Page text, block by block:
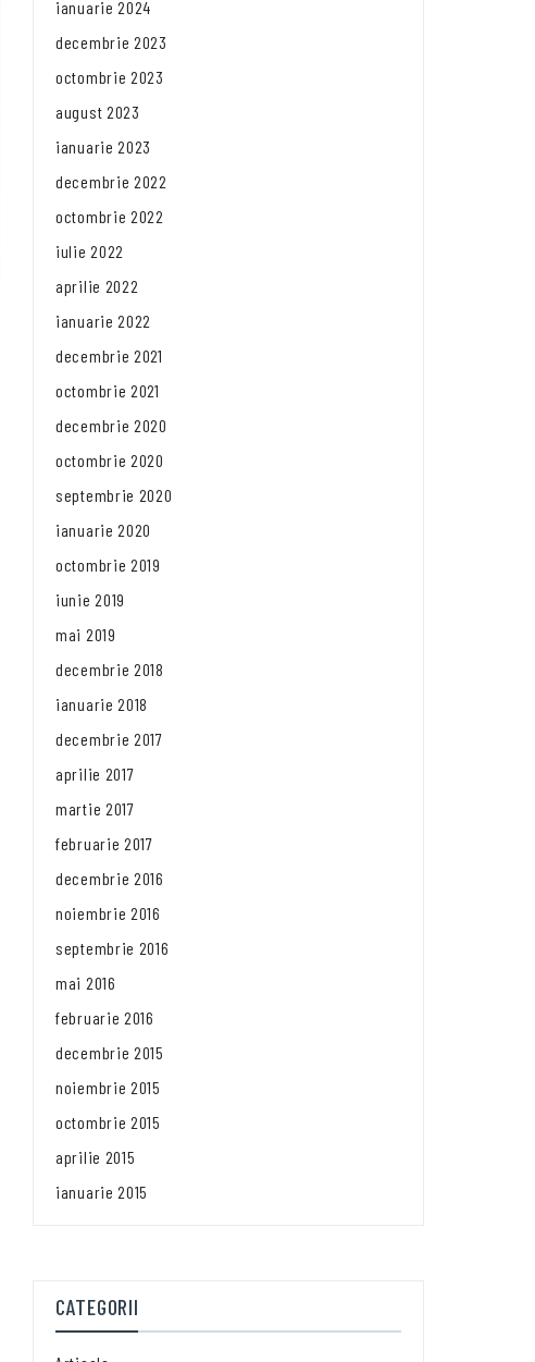
ianuarie 2024
decembrie 2023
octombrie 2023
august 2023
ianuarie 2023
decembrie 2022
octombrie 2022
iulie 2022
aprilie 2022
ianuarie 2022
decembrie 2021
octombrie 2021
decembrie 2020
octombrie 2020
septembrie 2020
ianuarie 2020
octombrie 2019
iunie 2019
mai 2019
decembrie 2018
ianuarie 2018
decembrie 2017
aprilie 2017
martie 2017
februarie 2017
decembrie 2016
noiembrie 2016
septembrie 2016
mai 2016
februarie 2016
decembrie 2015
noiembrie 2015
octombrie 2015
aprilie 2015
ianuarie 2015
CATEGORII